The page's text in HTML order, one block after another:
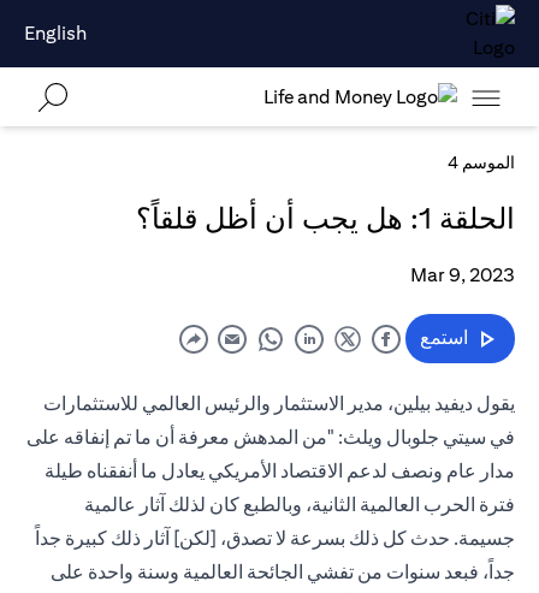
English
الموسم 4
الحلقة 1: هل يجب أن أظل قلقاً؟
Mar 9, 2023
استمع
يقول ديفيد بيلين، مدير الاستثمار والرئيس العالمي للاستثمارات
في سيتي جلوبال ويلث: "من المدهش معرفة أن ما تم إنفاقه على
مدار عام ونصف لدعم الاقتصاد الأمريكي يعادل ما أنفقناه طيلة
فترة الحرب العالمية الثانية، وبالطبع كان لذلك آثار عالمية
جسيمة. حدث كل ذلك بسرعة لا تصدق، [لكن] آثار ذلك كبيرة جداً
جداً، فبعد سنوات من تفشي الجائحة العالمية وسنة واحدة على